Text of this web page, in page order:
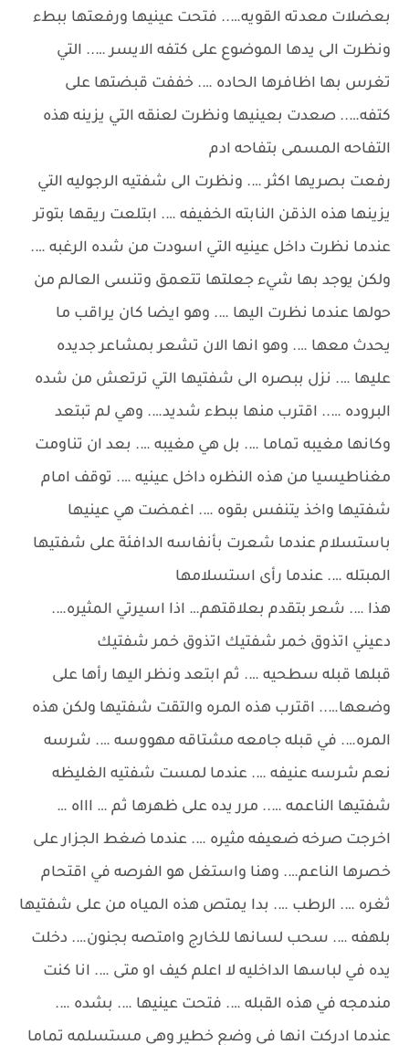
بعضلات معدته القويه….. فتحت عينيها ورفعتها ببطء
ونظرت الى يدها الموضوع على كتفه الايسر ….. التي
تغرس بها اظافرها الحاده …. خففت قبضتها على
كتفه….. صعدت بعينيها ونظرت لعنقه التي يزينه هذه
التفاحه المسمى بتفاحه ادم
رفعت بصريها اكثر …. ونظرت الى شفتيه الرجوليه التي
يزينها هذه الذقن النابته الخفيفه …. ابتلعت ريقها بتوتر
عندما نظرت داخل عينيه التي اسودت من شده الرغبه ….
ولكن يوجد بها شيء جعلتها تتعمق وتنسى العالم من
حولها عندما نظرت اليها …. وهو ايضا كان يراقب ما
يحدث معها …. وهو انها الان تشعر بمشاعر جديده
عليها …. نزل ببصره الى شفتيها التي ترتعش من شده
البروده ….. اقترب منها ببطء شديد…. وهي لم تبتعد
وكانها مغيبه تماما …. بل هي مغيبه …. بعد ان تناومت
مغناطيسيا من هذه النظره داخل عينيه …. توقف امام
شفتيها واخذ يتنفس بقوه …. اغمضت هي عينيها
باستسلام عندما شعرت بأنفاسه الدافئة على شفتيها
المبتله …. عندما رأى استسلامها
هذا …. شعر بتقدم بعلاقتهم… اذا اسيرتي المثيره….
دعيني اتذوق خمر شفتيك اتذوق خمر شفتيك
قبلها قبله سطحيه …. ثم ابتعد ونظر اليها رأها على
وضعها….. اقترب هذه المره والتقت شفتيها ولكن هذه
المره…. في قبله جامعه مشتاقه مهووسه …. شرسه
نعم شرسه عنيفه …. عندما لمست شفتيه الغليظه
شفتيها الناعمه ….. مرر يده على ظهرها ثم … اااه …
اخرجت صرخه ضعيفه مثيره …. عندما ضغط الجزار على
خصرها الناعم…. وهنا واستغل هو الفرصه في اقتحام
ثغره …. الرطب …. بدا يمتص هذه المياه من على شفتيها
بلهفه …. سحب لسانها للخارج وامتصه بجنون…. دخلت
يده في لباسها الداخليه لا اعلم كيف او متى …. انا كنت
مندمجه في هذه القبله …. فتحت عينيها …. بشده ….
عندما ادركت انها في وضع خطير وهي مستسلمه تماما